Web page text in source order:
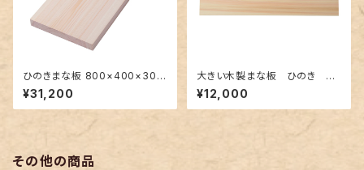
ひのきまな板 800×400×30m
m 大きい一枚板
¥31,200
大きい木製まな板 ひのき 80
0×300×30mm 裏に節あ
り 一枚板
¥12,000
その他の商品